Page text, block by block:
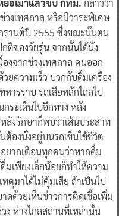
ยื่อเมาแล้วขับ กทม. กล่าวว่า
งเทศกาล หรือมีวาระพิเศษ
รานต์ปี 2555 ซึ่งขณะนั้นตน
ติของวัยรุ่น จากนั้นได้นั่ง
งจากช่วงเทศกาล คนออก
ยความเร็ว บวกกับดื่มเครื่อง
ารราบ รถเสียหลักไถลไป
ระเด็นไปอีกทาง หลัง
ลังรักษาก็พบว่าเส้นประสาท
ต้องนั่งอยู่บนรถเข็นใช้ชีวิต
ยากเตือนทุกคนว่าหากดื่ม
มเพียงเล็กน้อยก็ทำให้ความ
ตุมาได้ไม่คุ้มเสีย ถ้าเป็นไป
ดด้วยเห็นข่าวการติดเชื้อเพิ่ม
ง ห่างไกลสถานที่เหล่านั้น